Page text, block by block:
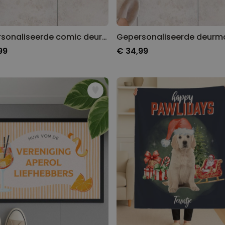
Gepersonaliseerde comic deurmat
€ 34,99